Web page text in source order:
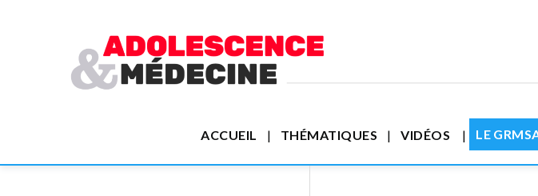
ACCUEIL THÉMATIQUES VIDÉOS LE